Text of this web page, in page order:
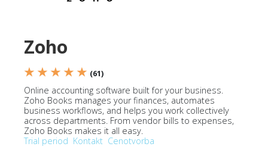
Zoho
★ ★ ★ ★ ★ (61)
Online accounting software built for your business.
Zoho Books manages your finances, automates
business workflows, and helps you work collectively
across departments. From vendor bills to expenses,
Zoho Books makes it all easy.
Trial period Kontakt Cenotvorba